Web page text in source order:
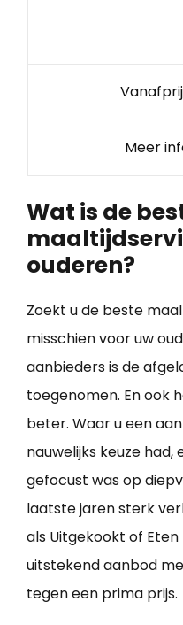
Meer
Wat is de
ouderen?
Zoekt u de beste
misschien voor uw
aanbieders is de
toegenomen. En ook
beter. Waar u een
nauwelijks keuze
gefocust was op
laatste jaren sterk
als Uitgekookt of
uitstekend aanbod
tegen een prima prijs.